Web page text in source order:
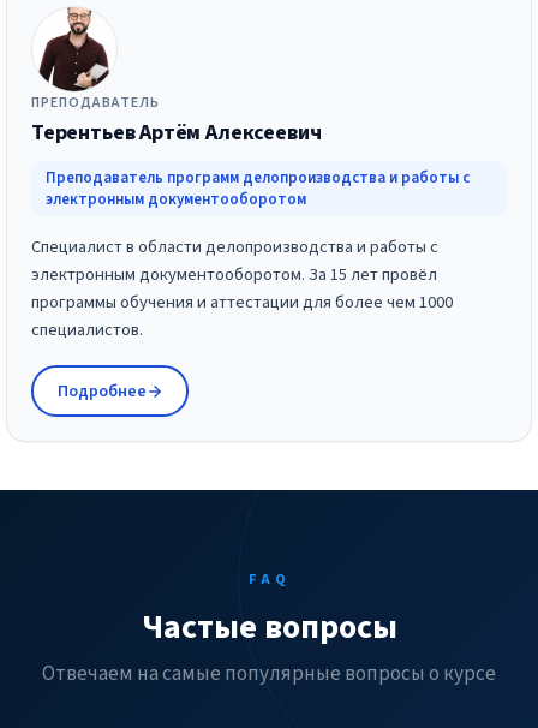
ПРЕПОДАВАТЕЛЬ
Терентьев Артём Алексеевич
Преподаватель программ делопроизводства и работы с
электронным документооборотом
Специалист в области делопроизводства и работы с
электронным документооборотом. За 15 лет провёл
программы обучения и аттестации для более чем 1000
специалистов.
Подробнее
FAQ
Частые вопросы
Отвечаем на самые популярные вопросы о курсе